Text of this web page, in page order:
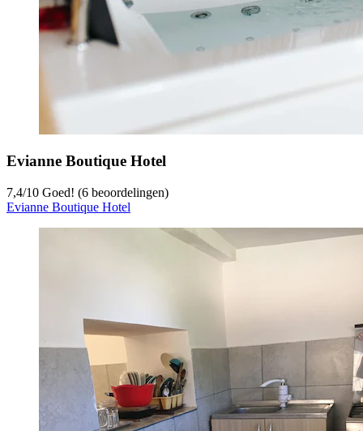
Evianne Boutique Hotel
7,4/10 Goed! (6 beoordelingen)
Evianne Boutique Hotel